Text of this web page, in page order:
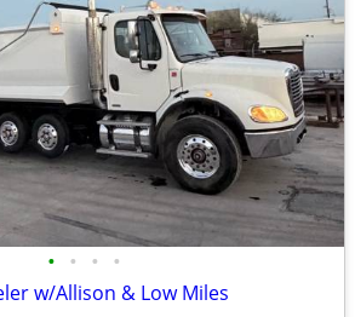
• • • •
w/Allison & Low Miles